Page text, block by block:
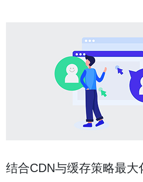
结合CDN与缓存策略最大